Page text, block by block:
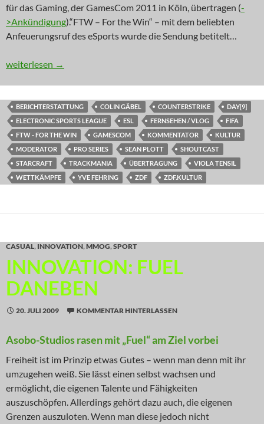
für das Gaming, der GamesCom 2011 in Köln, übertragen (-
>Ankündigung).“FTW – For the Win“ – mit dem beliebten
Anfeuerungsruf des eSports wurde die Sendung betitelt…
NEWS: eSports ist Kultur(-TV)
weiterlesen →
BERICHTERSTATTUNG COLIN GÄBEL COUNTERSTRIKE
DAY[9]
ELECTRONIC SPORTS LEAGUE
ESL FERNSEHEN / VLOG
FIFA
FTW - FOR THE WIN
GAMESCOM KOMMENTATOR
KULTUR
MODERATOR
PRO SERIES SEAN PLOTT
SHOUTCAST
STARCRAFT
TRACKMANIA ÜBERTRAGUNG
VIOLA TENSIL
WETTKÄMPFE
YVE FEHRING ZDF ZDF.KULTUR
CASUAL, INNOVATION,MMOG,SPORT
INNOVATION: FUEL
DANEBEN
20. JULI 2009 KOMMENTAR HINTERLASSEN
Asobo-Studios rasen mit „Fuel“ am Ziel vorbei
Freiheit ist im Prinzip etwas Gutes – wenn man denn mit ihr
umzugehen weiß. Sie lässt einen selbst wachsen und
ermöglicht, die eigenen Talente und Fähigkeiten
auszuschöpfen. Allerdings gehört dazu auch, die eigenen
Grenzen auszuloten. Wenn man diese jedoch nicht